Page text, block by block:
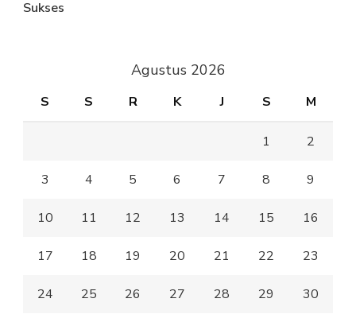
Sukses
Agustus 2026
S S R K J S M
1 2
3 4 5 6 7 8 9
10 11 12 13 14 15 16
17 18 19 20 21 22 23
24 25 26 27 28 29 30